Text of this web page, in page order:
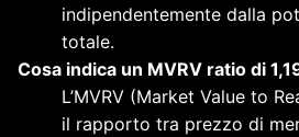
indipendentemente dalla
totale.
Cosa indica un MVRV ratio di
L’MVRV (Market Value to
il rapporto tra prezzo di